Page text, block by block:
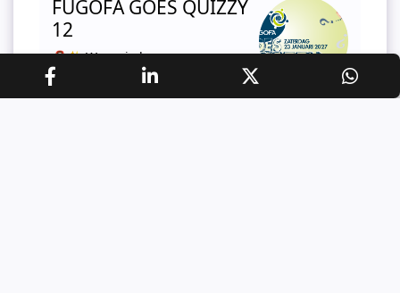
FUGOFA GOES QUIZZY
12
🧣✨ Warm je hersenen op
tijdens onze 12de Quizavond! ✨
🧠 Lieve vrienden, familie,